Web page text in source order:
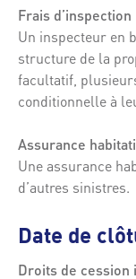
Frais d’inspection
Un inspecteur en
structure de la
facultatif,
conditionnelle à
Assurance
Une assurance
d’autres sinistres.
Date de
Droits de